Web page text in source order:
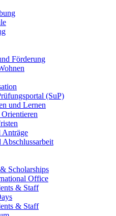
Förderung
(SuP)
und Lernen
Anträge
Abschlussarbeit
Scholarships
Office
& Staff
& Staff